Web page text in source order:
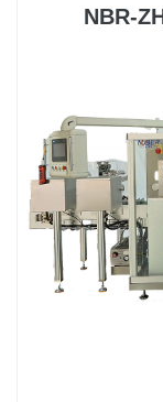
NBR-